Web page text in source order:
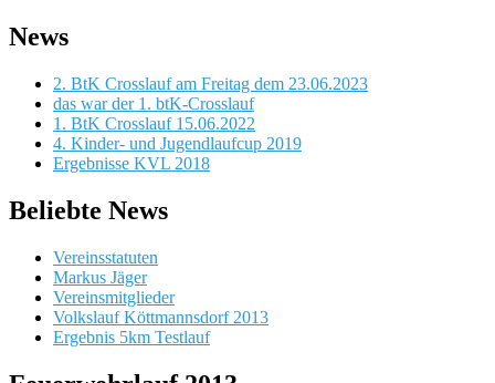
News
2. BtK Crosslauf am Freitag dem 23.06.2023
das war der 1. btK-Crosslauf
1. BtK Crosslauf 15.06.2022
4. Kinder- und Jugendlaufcup 2019
Ergebnisse KVL 2018
Beliebte News
Vereinsstatuten
Markus Jäger
Vereinsmitglieder
Volkslauf Köttmannsdorf 2013
Ergebnis 5km Testlauf